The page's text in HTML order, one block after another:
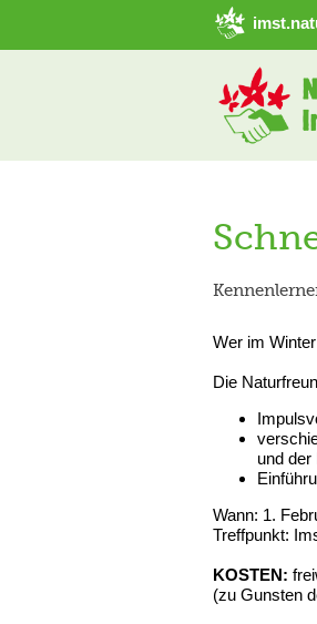
➜ Hauptregion der Seite anspringen
Wer im
Die
und der
Wann: 1.
Treffpunkt:
KOSTEN:
(zu Gunsten